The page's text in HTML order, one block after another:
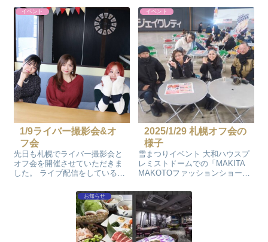
加ありがとうございました これ
からもよろしくお願...
展の展示とホームページ掲載さ
せて頂きます。 参加費5,000円
(10.11.12.1月撮影予定) 10月20日
撮影申し...
イベント
1/9ライバー撮影会&オ
フ会
先日も札幌でライバー撮影会と
オフ会を開催させていただきま
した。 ライブ配信をしていると
で、ライバーさん達の素敵な写
真を撮影する機会を作りたく、
今回も素敵な会場で撮影会をさ
せていただきました。 素敵な写
イベント
2025/1/29 札幌オフ会の
様子
雪まつりイベント 大和ハウスプ
レミストドームでの「MAKITA
MAKOTOファッションショー」
makiko、nagisa ステージ出演終
了後 応援に来てくださったリス
ナーさんたちと 会場内でオフ会
を開...
お知らせ